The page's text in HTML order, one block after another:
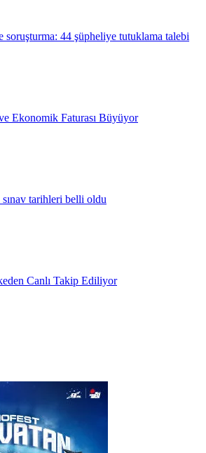
soruşturma: 44 şüpheliye tutuklama talebi
ve Ekonomik Faturası Büyüyor
tarihleri belli oldu
Canlı Takip Ediliyor